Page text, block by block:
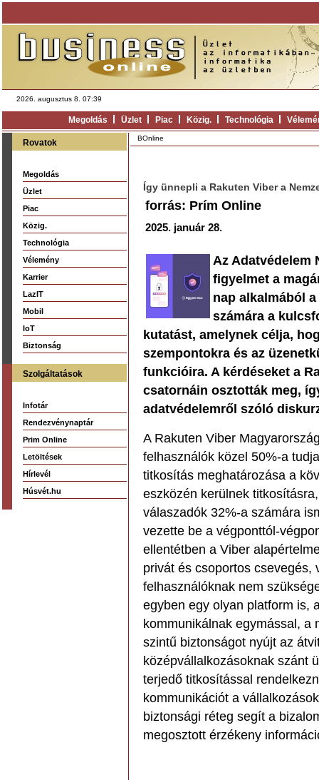
2026. augusztus 8. 07:39
Megoldás Üzlet Piac Közig. Technológia
Rovatok
Megoldás
Üzlet
Piac
Közig.
Technológia
Vélemény
Karrier
LazIT
Mobil
IoT
Biztonság
Szolgáltatások
Infotár
Rendezvénynaptár
Prim Online
Letöltések
Hírlevél
Húsvét.hu
BOnline
Így ünnepli a Rakuten Viber a
forrás: Prím Online
2025. január 28.
Az Adatvédelem
figyelmet a
nap alkalmából
számára a
kutatást, amelynek célja,
szempontokra és az
funkcióira. A kérdéseket a
csatornáin osztották meg,
adatvédelemről szóló
A Rakuten Viber
felhasználók közel 50%-a
titkosítás meghatározása a
eszközén kerülnek
válaszadók 32%-a számára
vezette be a végponttól-
ellentétben a Viber
privát és csoportos
felhasználóknak nem
egyben egy olyan platform is,
kommunikálnak egymással, a
szintű biztonságot nyújt az
középvállalkozásoknak szánt
terjedő titkosítással
kommunikációt a
biztonsági réteg segít a
megosztott érzékeny